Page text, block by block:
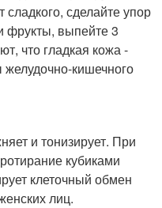
сделайте упор
фрукты, выпейте 3
что гладкая кожа -
кишечного
и тонизирует. При
кубиками
клеточный обмен
лиц.